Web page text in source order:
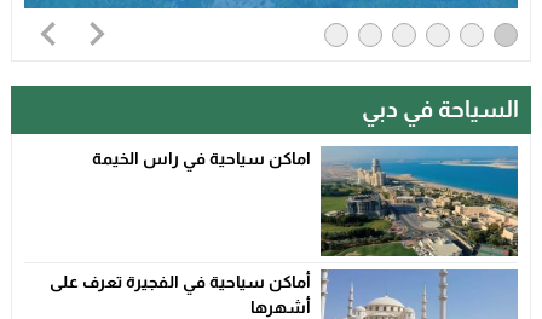
السياحة في دبي
اماكن سياحية في راس الخيمة
أماكن سياحية في الفجيرة تعرف على
أشهرها